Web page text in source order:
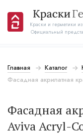
Краски и герметики
Официальный
Главная Каталог
Фасадная акрилатная
Фасадная
Aviva Acryl-